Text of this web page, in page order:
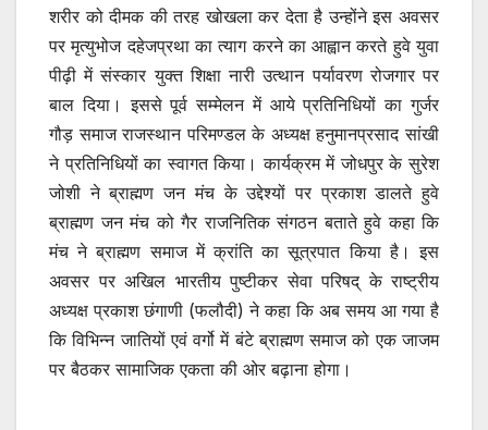
शरीर को दीमक की तरह खोखला कर देता है उन्होंने इस अवसर
पर मृत्युभोज दहेजप्रथा का त्याग करने का आह्वान करते हुवे युवा
पीढ़ी में संस्कार युक्त शिक्षा नारी उत्थान पर्यावरण रोजगार पर
बाल दिया। इससे पूर्व सम्मेलन में आये प्रतिनिधियों का गुर्जर
गौड़ समाज राजस्थान परिमण्डल के अध्यक्ष हनुमानप्रसाद सांखी
ने प्रतिनिधियों का स्वागत किया। कार्यक्रम में जोधपुर के सुरेश
जोशी ने ब्राह्मण जन मंच के उद्देश्यों पर प्रकाश डालते हुवे
ब्राह्मण जन मंच को गैर राजनितिक संगठन बताते हुवे कहा कि
मंच ने ब्राह्मण समाज में क्रांति का सूत्रपात किया है। इस
अवसर पर अखिल भारतीय पुष्टीकर सेवा परिषद् के राष्ट्रीय
अध्यक्ष प्रकाश छंगाणी (फलौदी) ने कहा कि अब समय आ गया है
कि विभिन्न जातियों एवं वर्गो में बंटे ब्राह्मण समाज को एक जाजम
पर बैठकर सामाजिक एकता की ओर बढ़ाना होगा।